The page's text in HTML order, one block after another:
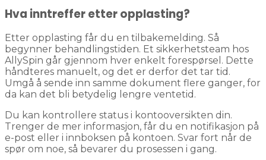
Hva inntreffer etter opplasting?
Etter opplasting får du en tilbakemelding. Så
begynner behandlingstiden. Et sikkerhetsteam hos
AllySpin går gjennom hver enkelt forespørsel. Dette
håndteres manuelt, og det er derfor det tar tid.
Umgå å sende inn samme dokument flere ganger, for
da kan det bli betydelig lengre ventetid.
Du kan kontrollere status i kontooversikten din.
Trenger de mer informasjon, får du en notifikasjon på
e-post eller i innboksen på kontoen. Svar fort når de
spør om noe, så bevarer du prosessen i gang.